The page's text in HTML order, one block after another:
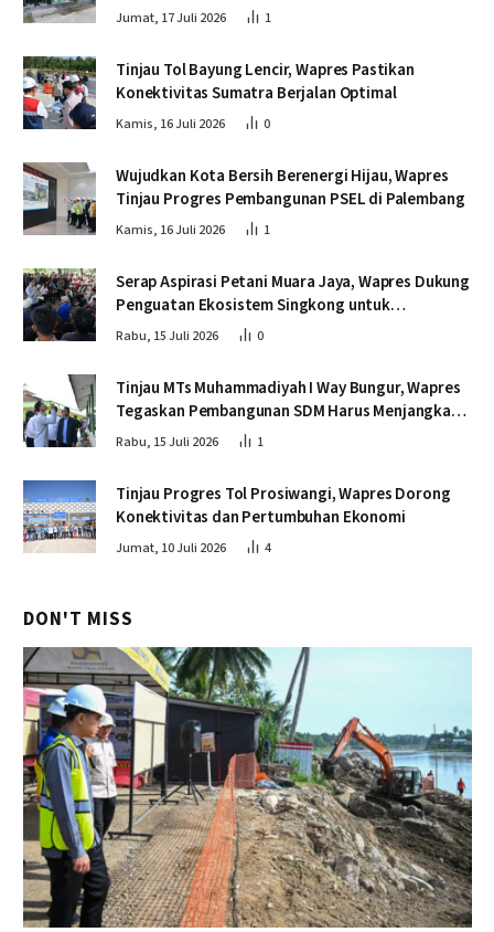
Jumat, 17 Juli 2026 1
Tinjau Tol Bayung Lencir, Wapres Pastikan
Konektivitas Sumatra Berjalan Optimal
Kamis, 16 Juli 2026 0
Wujudkan Kota Bersih Berenergi Hijau, Wapres
Tinjau Progres Pembangunan PSEL di Palembang
Kamis, 16 Juli 2026 1
Serap Aspirasi Petani Muara Jaya, Wapres Dukung
Penguatan Ekosistem Singkong untuk
Swasembada Pangan
Rabu, 15 Juli 2026 0
Tinjau MTs Muhammadiyah I Way Bungur, Wapres
Tegaskan Pembangunan SDM Harus Menjangkau
Seluruh Sekolah
Rabu, 15 Juli 2026 1
Tinjau Progres Tol Prosiwangi, Wapres Dorong
Konektivitas dan Pertumbuhan Ekonomi
Jumat, 10 Juli 2026 4
DON'T MISS